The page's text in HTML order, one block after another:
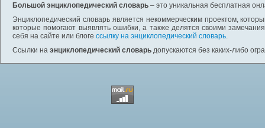
Большой энциклопедический словарь – это уникальная бесплатная
Энциклопедический словарь является некоммерческим проектом,
которые помогают выявлять ошибки, а также делятся своими
себя на сайте или блоге ссылку на энциклопедический словарь.
Ссылки на энциклопедический словарь допускаются без каких-либо